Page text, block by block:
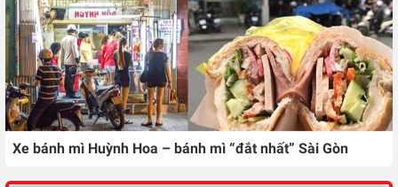
Xe bánh mì Huỳnh Hoa – bánh mì “đắt nhất” Sài Gòn